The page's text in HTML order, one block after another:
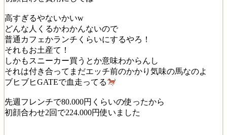
高すぎるやないかいw
どんな人くるかわかんないので
普通カフェかランチくらいにするやろ！
それもお土産て！
しかもスニーカー買うとか意味わからんし
それは付き合ってまだエッチ前のかかり気味の馬なのよ
ブヒブヒGATEで血走ってる
先週フレンチで80.000円くらいの使ったから
初顔合わせ2回で224.000円使いました